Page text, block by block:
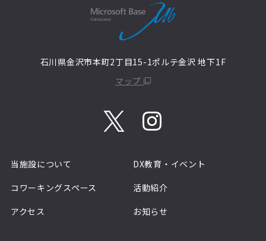
石川県金沢市本町2丁目15-1ポルテ金沢 地下1F
マップ
当施設について
DX教育・イベント
コワーキングスペース
活動紹介
アクセス
お知らせ